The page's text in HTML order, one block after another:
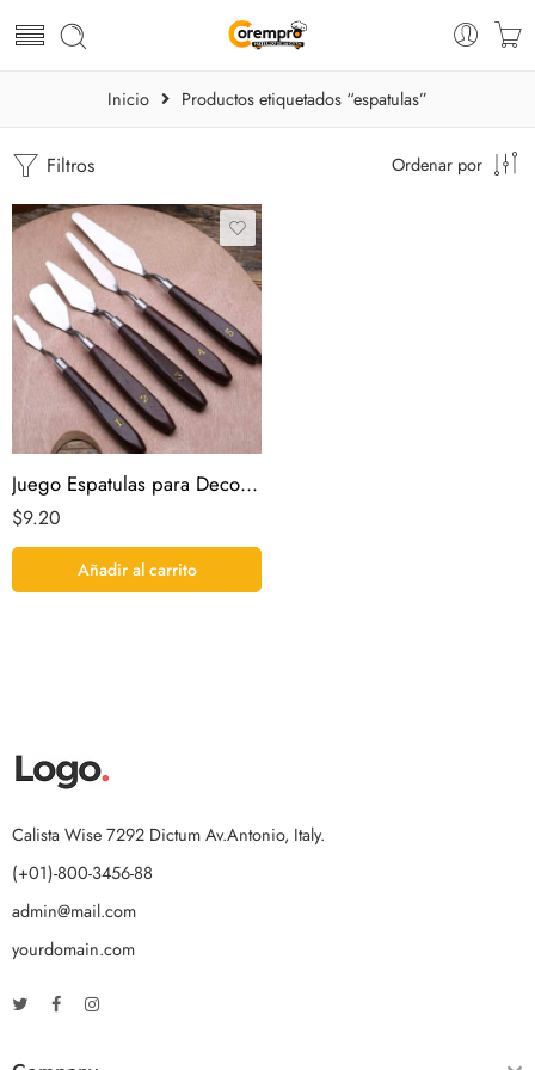
Inicio Productos etiquetados “espatulas”
Filtros Ordenar por
Juego Espatulas para Decoracion Reposteria
$9.20
Añadir al carrito
Calista Wise 7292 Dictum Av.Antonio, Italy.
(+01)-800-3456-88
admin@mail.com
yourdomain.com